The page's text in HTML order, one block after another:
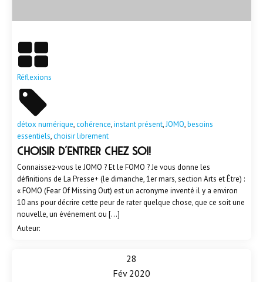
Réflexions
détox numérique,cohérence,instant présent,JOMO,besoins
essentiels,choisir librement
Choisir d'entrer chez soi!
Connaissez-vous le JOMO ? Et le FOMO ? Je vous donne les
définitions de La Presse+ (le dimanche, 1er mars, section Arts et Être) :
« FOMO (Fear Of Missing Out) est un acronyme inventé il y a environ
10 ans pour décrire cette peur de rater quelque chose, que ce soit une
nouvelle, un événement ou […]
Auteur:
28
Fév 2020